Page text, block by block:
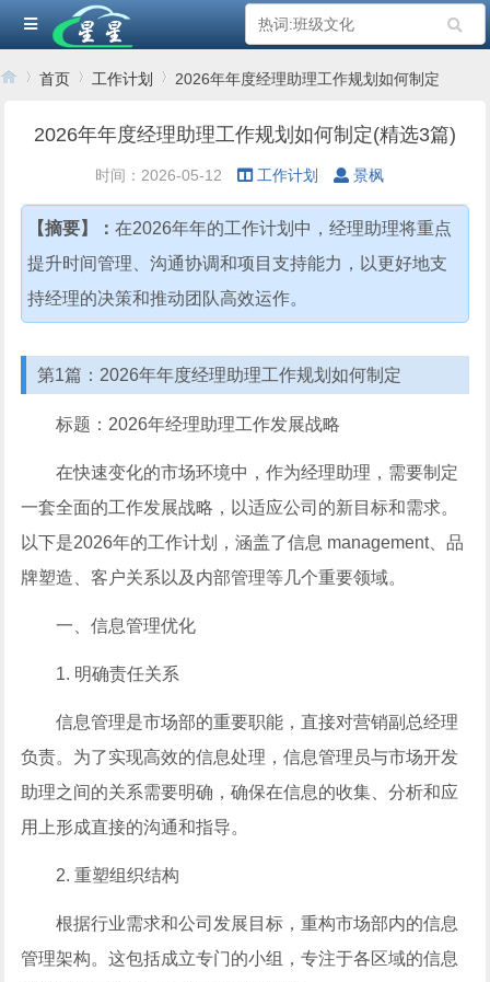
首页 工作计划
›
2026年年度经理助理工作规划如何制定
2026年年度经理助理工作规划如何制定(精选3篇)
时间：2026-05-12 工作计划 景枫
【摘要】：在2026年年的工作计划中，经理助理将重点
提升时间管理、沟通协调和项目支持能力，以更好地支
持经理的决策和推动团队高效运作。
第1篇：2026年年度经理助理工作规划如何制定
标题：2026年经理助理工作发展战略
在快速变化的市场环境中，作为经理助理，需要制定
一套全面的工作发展战略，以适应公司的新目标和需求。
以下是2026年的工作计划，涵盖了信息 management、品
牌塑造、客户关系以及内部管理等几个重要领域。
一、信息管理优化
1. 明确责任关系
信息管理是市场部的重要职能，直接对营销副总经理
负责。为了实现高效的信息处理，信息管理员与市场开发
助理之间的关系需要明确，确保在信息的收集、分析和应
用上形成直接的沟通和指导。
2. 重塑组织结构
根据行业需求和公司发展目标，重构市场部内的信息
管理架构。这包括成立专门的小组，专注于各区域的信息